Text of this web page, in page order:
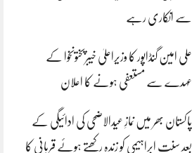
سے انکاری رہے
علی امین گنڈاپور کا وزیراعلیٰ خیبرپختونخوا کے
عہدے سے مستعفی ہونے کا اعلان
پاکستان بھر میں نمازِ عیدالاضحی کی ادائیگی کے
بعد سنتِ ابراہیمی کو زندہ رکھتے ہوئے قربانی کا